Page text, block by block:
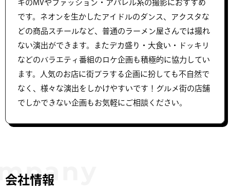
キのMVやファッション・アパレル系の撮影におすすめ
です。ネオンを生かしたアイドルのダンス、アクスタな
どの商品スチールなど、普通のラーメン屋さんでは撮れ
ない演出ができます。またデカ盛り・大食い・ドッキリ
などのバラエティ番組のロケ企画も積極的に協力してい
ます。人気のお店に街ブラする企画に扮しても不自然で
なく、様々な演出をしかけやすいです！グルメ街の店舗
でしかできない企画もお気軽にご相談ください。
会社情報